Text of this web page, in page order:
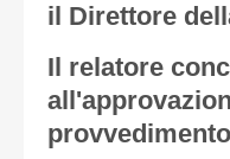
il Direttore
Il relatore